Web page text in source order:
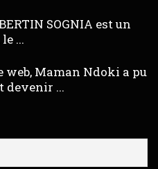
SOGNIA est un
...
web, Maman Ndoki a pu
devenir ...